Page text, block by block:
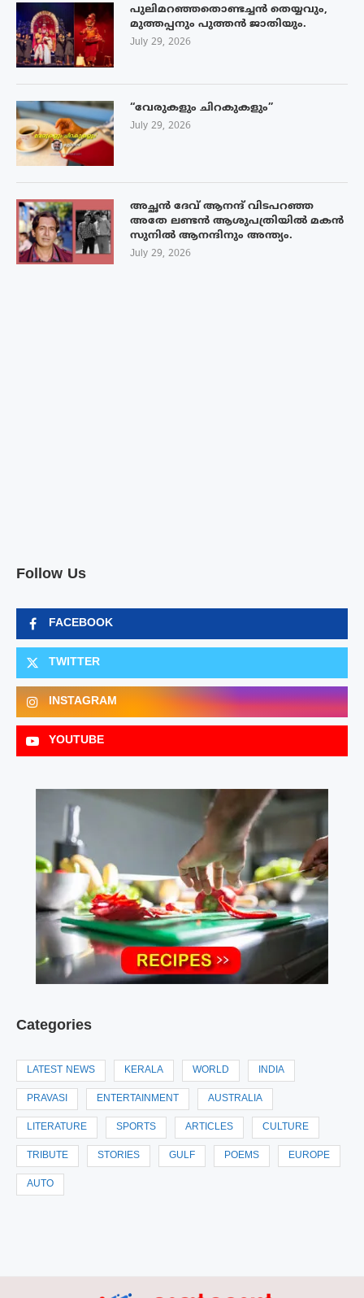
പുലിമറഞ്ഞതൊണ്ടച്ചൻ തെയ്യവും,
മുത്തപ്പനും പുത്തൻ ജാതിയും.
July 29, 2026
“വേരുകളും ചിറകുകളും”
July 29, 2026
അച്ഛൻ ദേവ് ആനന്ദ് വിടപറഞ്ഞ
അതേ ലണ്ടൻ ആശുപത്രിയിൽ മകൻ
സുനിൽ ആനന്ദിനും അന്ത്യം.
July 29, 2026
Follow Us
FACEBOOK
TWITTER
INSTAGRAM
YOUTUBE
Categories
LATEST NEWS KERALA WORLD INDIA
PRAVASI ENTERTAINMENT AUSTRALIA
LITERATURE SPORTS ARTICLES CULTURE
TRIBUTE STORIES GULF POEMS EUROPE
AUTO